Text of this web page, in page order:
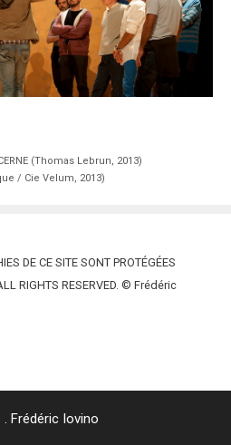
(Thomas Lebrun, 2013)
/ Cie Velum, 2013)
DE CE SITE SONT PROTÉGÉES
RIGHTS RESERVED. © Frédéric
Frédéric Iovino